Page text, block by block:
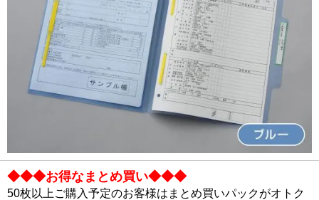
◆◆◆お得なまとめ買い◆◆◆
50枚以上ご購入予定のお客様はまとめ買いパックがオトク